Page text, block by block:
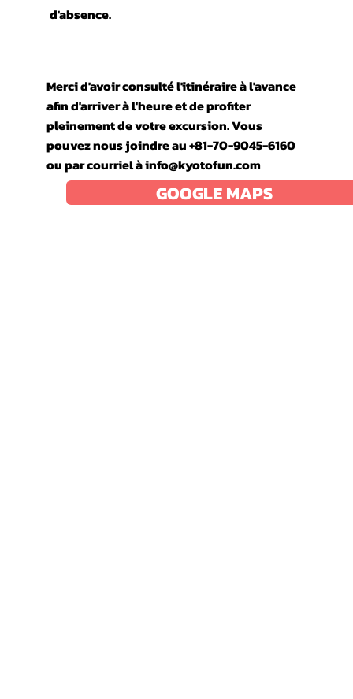
d'absence.
Merci d'avoir consulté l'itinéraire à l'avance
afin d'arriver à l'heure et de profiter
pleinement de votre excursion. Vous
pouvez nous joindre au +81-70-9045-6160
ou par courriel àinfo@kyotofun.com
GOOGLE MAPS